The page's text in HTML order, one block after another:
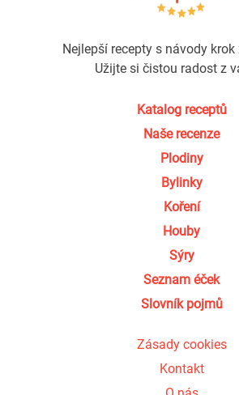
Nejlepší recepty s návody krok
Užijte si čistou radost z
Katalog receptů
Naše recenze
Plodiny
Bylinky
Koření
Houby
Sýry
Seznam éček
Slovník pojmů
Zásady cookies
Kontakt